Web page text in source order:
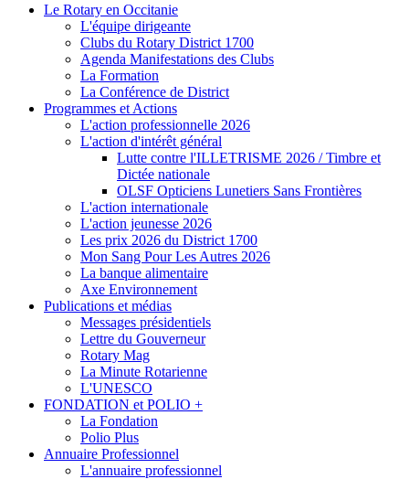
Le Rotary en Occitanie
L'équipe dirigeante
Clubs du Rotary District 1700
Agenda Manifestations des Clubs
La Formation
La Conférence de District
Programmes et Actions
L'action professionnelle 2026
L'action d'intérêt général
Lutte contre l'ILLETRISME 2026 / Timbre et
Dictée nationale
OLSF Opticiens Lunetiers Sans Frontières
L'action internationale
L'action jeunesse 2026
Les prix 2026 du District 1700
Mon Sang Pour Les Autres 2026
La banque alimentaire
Axe Environnement
Publications et médias
Messages présidentiels
Lettre du Gouverneur
Rotary Mag
La Minute Rotarienne
L'UNESCO
FONDATION et POLIO +
La Fondation
Polio Plus
Annuaire Professionnel
L'annuaire professionnel